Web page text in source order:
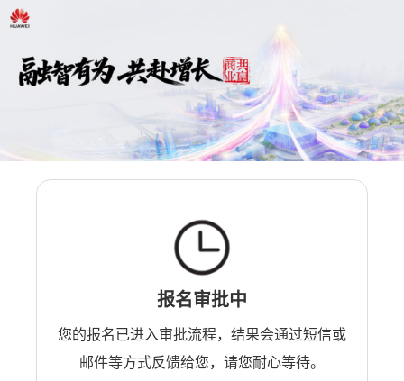
报名审批中
您的报名已进入审批流程，结果会通过短信或
邮件等方式反馈给您，请您耐心等待。